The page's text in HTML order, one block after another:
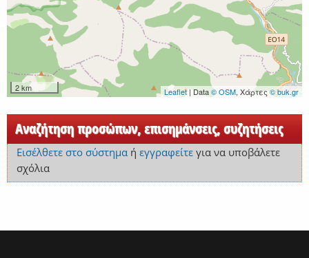
2 km Leaflet| Data© OSM, Χάρτες © buk.gr
Αναζήτηση προσώπων, επισημάνσεις, συζητήσεις
Εισέλθετε στο σύστημαή εγγραφείτεγια να υποβάλετε
σχόλια